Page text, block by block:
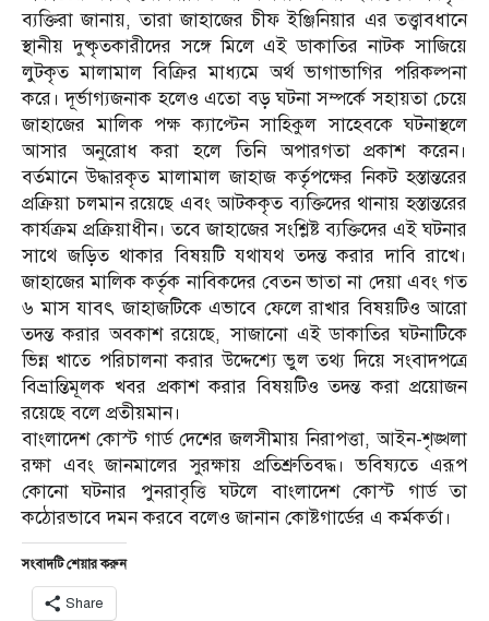
ব্যক্তিরা জানায়, তারা জাহাজের চীফ ইঞ্জিনিয়ার এর তত্ত্বাবধানে
স্থানীয় দুষ্কৃতকারীদের সঙ্গে মিলে এই ডাকাতির নাটক সাজিয়ে
লুটকৃত মালামাল বিক্রির মাধ্যমে অর্থ ভাগাভাগির পরিকল্পনা
করে। দূর্ভাগ্যজনাক হলেও এতো বড় ঘটনা সম্পর্কে সহায়তা চেয়ে
জাহাজের মালিক পক্ষ ক্যাপ্টেন সাহিকুল সাহেবকে ঘটনাস্থলে
আসার অনুরোধ করা হলে তিনি অপারগতা প্রকাশ করেন।
বর্তমানে উদ্ধারকৃত মালামাল জাহাজ কর্তৃপক্ষের নিকট হস্তান্তরের
প্রক্রিয়া চলমান রয়েছে এবং আটককৃত ব্যক্তিদের থানায় হস্তান্তরের
কার্যক্রম প্রক্রিয়াধীন। তবে জাহাজের সংশ্লিষ্ট ব্যক্তিদের এই ঘটনার
সাথে জড়িত থাকার বিষয়টি যথাযথ তদন্ত করার দাবি রাখে।
জাহাজের মালিক কর্তৃক নাবিকদের বেতন ভাতা না দেয়া এবং গত
৬ মাস যাবৎ জাহাজটিকে এভাবে ফেলে রাখার বিষয়টিও আরো
তদন্ত করার অবকাশ রয়েছে, সাজানো এই ডাকাতির ঘটনাটিকে
ভিন্ন খাতে পরিচালনা করার উদ্দেশ্যে ভুল তথ্য দিয়ে সংবাদপত্রে
বিভ্রান্তিমূলক খবর প্রকাশ করার বিষয়টিও তদন্ত করা প্রয়োজন
রয়েছে বলে প্রতীয়মান।
বাংলাদেশ কোস্ট গার্ড দেশের জলসীমায় নিরাপত্তা, আইন-শৃঙ্খলা
রক্ষা এবং জানমালের সুরক্ষায় প্রতিশ্রুতিবদ্ধ। ভবিষ্যতে এরূপ
কোনো ঘটনার পুনরাবৃত্তি ঘটলে বাংলাদেশ কোস্ট গার্ড তা
কঠোরভাবে দমন করবে বলেও জানান কোষ্টগার্ডের এ কর্মকর্তা।
সংবাদটি শেয়ার করুন
Share